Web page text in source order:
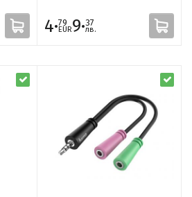
4·79
EUR9·37
лв.